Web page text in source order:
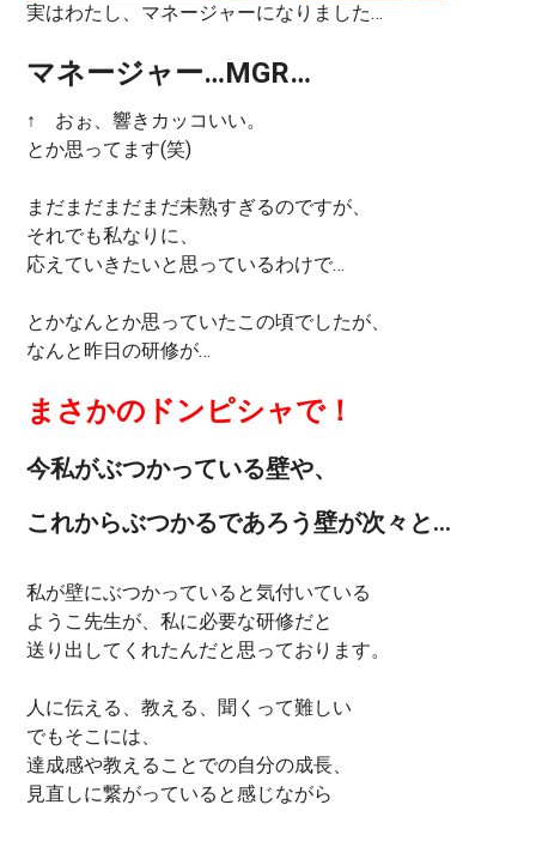
実はわたし、マネージャーになりました…
マネージャー…MGR…
↑ おぉ、響きカッコいい。
とか思ってます(笑)
まだまだまだまだ未熟すぎるのですが、
それでも私なりに、
応えていきたいと思っているわけで…
とかなんとか思っていたこの頃でしたが、
なんと昨日の研修が…
まさかのドンピシャで！
今私がぶつかっている壁や、
これからぶつかるであろう壁が次々と…
私が壁にぶつかっていると気付いている
ようこ先生が、私に必要な研修だと
送り出してくれたんだと思っております。
人に伝える、教える、聞くって難しい
でもそこには、
達成感や教えることでの自分の成長、
見直しに繋がっていると感じながら